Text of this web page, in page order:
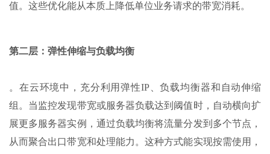
值。这些优化能从本质上降低单位业务请求的带宽消耗。
第二层：弹性伸缩与负载均衡
。在云环境中，充分利用弹性IP、负载均衡器和自动伸缩
组。当监控发现带宽或服务器负载达到阈值时，自动横向扩
展更多服务器实例，通过负载均衡将流量分发到多个节点，
从而聚合出口带宽和处理能力。这种方式能实现按需使用，